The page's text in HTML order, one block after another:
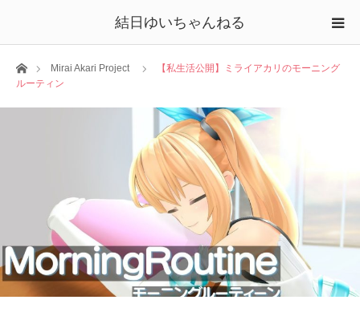
結日ゆいちゃんねる
ホームMirai Akari Project
【私生活公開】ミライアカリのモーニング
ルーティン